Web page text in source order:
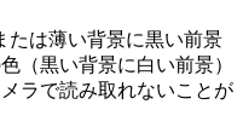
たは薄い背景に黒い前景
（黒い背景に白い前景）
ラで読み取れないことが